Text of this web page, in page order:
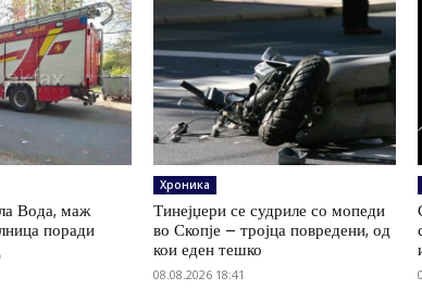
Вода, маж
поради
Хроника
Тинејџери се судриле со мопеди
во Скопје – тројца повредени, од
кои еден тешко
08.08.2026 18:41